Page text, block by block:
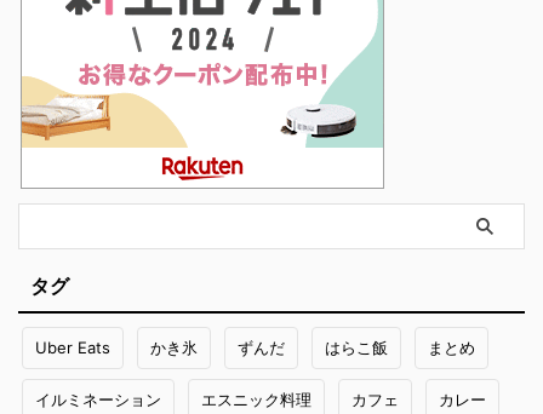
タグ
Uber Eats かき氷 ずんだ はらこ飯 まとめ
イルミネーション エスニック料理 カフェ カレー